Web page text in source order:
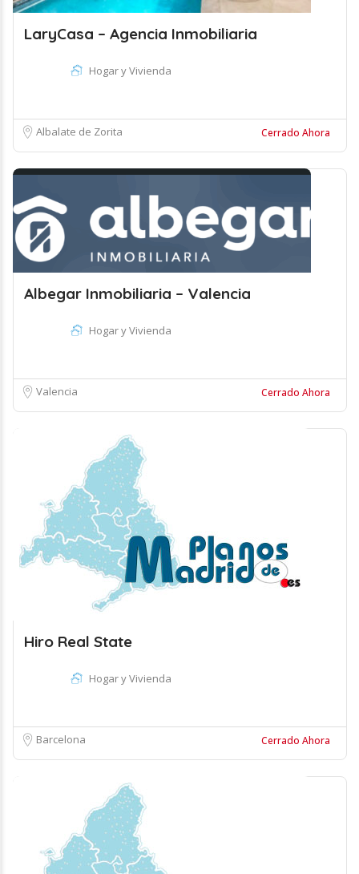
LaryCasa – Agencia Inmobiliaria
Hogar y Vivienda
Albalate de Zorita Cerrado Ahora
Albegar Inmobiliaria – Valencia
Hogar y Vivienda
Valencia Cerrado Ahora
Hiro Real State
Hogar y Vivienda
Barcelona Cerrado Ahora